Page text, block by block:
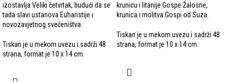
izostavlja Veliki četvrtak, budući da se
tada slavi ustanova Euharistije i
novozavjetnog svećeništva.
Tiskan je u mekom uvezu i sadrži 48
strana, format je 10 x 14 cm.
krunicu i litanije Gospe Žalosne,
krunica i molitva Gospi od Suza.
Tiskan je u mekom uvezu i sadrži 48
strana, format je 10 x 14 cm.